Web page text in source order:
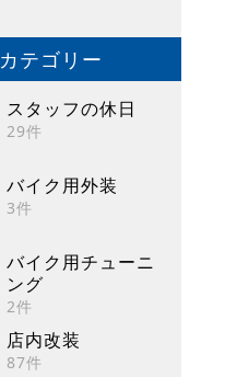
カテゴリー
スタッフの休日
29件
バイク用外装
3件
バイク用チューニ
ング
2件
店内改装
87件